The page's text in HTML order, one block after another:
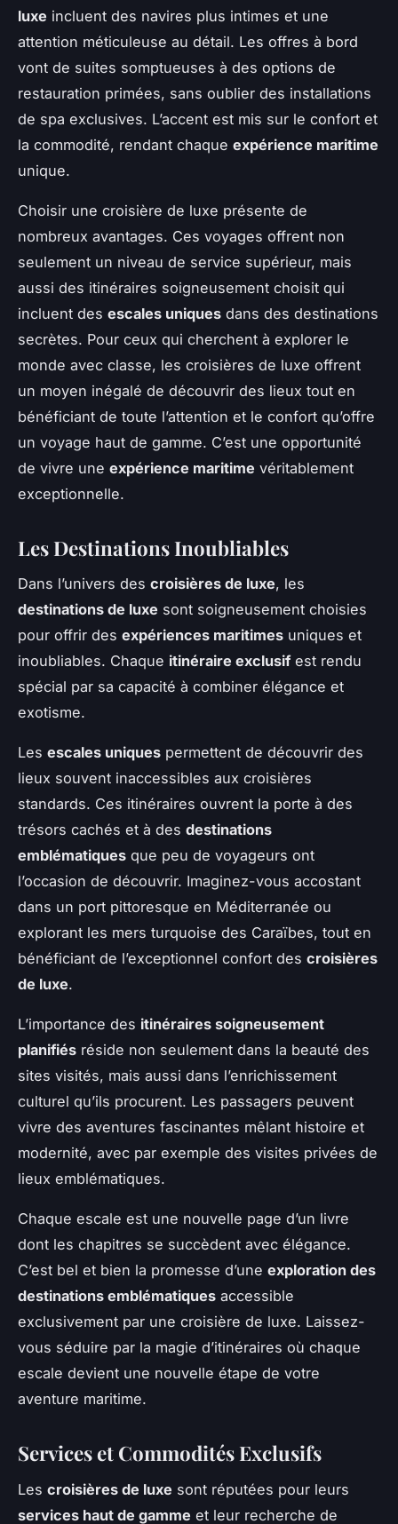
luxe incluent des navires plus intimes et une
attention méticuleuse au détail. Les offres à bord
vont de suites somptueuses à des options de
restauration primées, sans oublier des installations
de spa exclusives. L’accent est mis sur le confort et
la commodité, rendant chaque expérience maritime
unique.
Choisir une croisière de luxe présente de
nombreux avantages. Ces voyages offrent non
seulement un niveau de service supérieur, mais
aussi des itinéraires soigneusement choisit qui
incluent des escales uniques dans des destinations
secrètes. Pour ceux qui cherchent à explorer le
monde avec classe, les croisières de luxe offrent
un moyen inégalé de découvrir des lieux tout en
bénéficiant de toute l’attention et le confort qu’offre
un voyage haut de gamme. C’est une opportunité
de vivre une expérience maritime véritablement
exceptionnelle.
Les Destinations Inoubliables
Dans l’univers des croisières de luxe, les
destinations de luxe sont soigneusement choisies
pour offrir des expériences maritimes uniques et
inoubliables. Chaque itinéraire exclusifest rendu
spécial par sa capacité à combiner élégance et
exotisme.
Les escales uniques permettent de découvrir des
lieux souvent inaccessibles aux croisières
standards. Ces itinéraires ouvrent la porte à des
trésors cachés et à des destinations
emblématiques que peu de voyageurs ont
l’occasion de découvrir. Imaginez-vous accostant
dans un port pittoresque en Méditerranée ou
explorant les mers turquoise des Caraïbes, tout en
bénéficiant de l’exceptionnel confort des croisières
de luxe.
L’importance des itinéraires soigneusement
planifiés réside non seulement dans la beauté des
sites visités, mais aussi dans l’enrichissement
culturel qu’ils procurent. Les passagers peuvent
vivre des aventures fascinantes mêlant histoire et
modernité, avec par exemple des visites privées de
lieux emblématiques.
Chaque escale est une nouvelle page d’un livre
dont les chapitres se succèdent avec élégance.
C’est bel et bien la promesse d’une exploration des
destinations emblématiques accessible
exclusivement par une croisière de luxe. Laissez-
vous séduire par la magie d’itinéraires où chaque
escale devient une nouvelle étape de votre
aventure maritime.
Services et Commodités Exclusifs
Les croisières de luxe sont réputées pour leurs
services haut de gamme et leur recherche de